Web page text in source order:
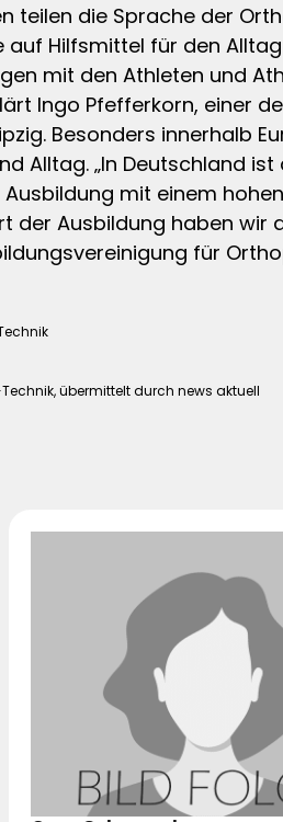
teilen die Sprache der
auf Hilfsmittel für den
mit den Athleten und
Ingo Pfefferkorn, einer
Besonders innerhalb
Alltag. „In Deutschland
mit einem
der Ausbildung haben
für
übermittelt durch news aktuell